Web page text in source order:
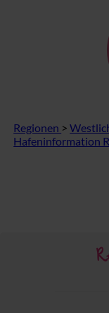
Regionen >
Hafeninformation